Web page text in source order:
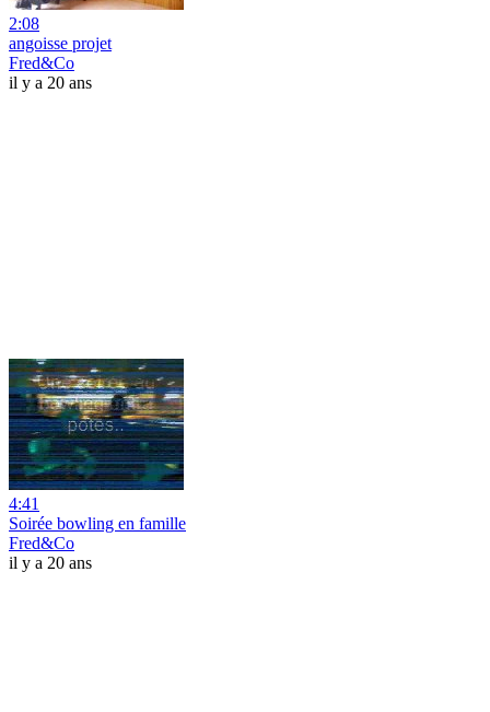
2:08
angoisse projet
Fred&Co
il y a 20 ans
4:41
Soirée bowling en famille
Fred&Co
il y a 20 ans